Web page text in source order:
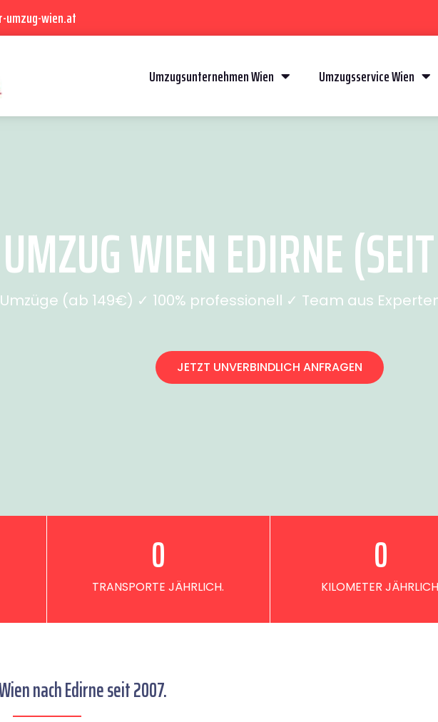
umzug-wien.at
Umzugsunternehmen Wien Umzugsservice Wien
UMZUG WIEN EDIRNE
(ab 149€) ✓ 100% professionell ✓ Team aus
JETZT UNVERBINDLICH ANFRAGEN
TRANSPORTE JÄHRLICH.
0
KILOMETER
0
nach Edirne seit 2007.